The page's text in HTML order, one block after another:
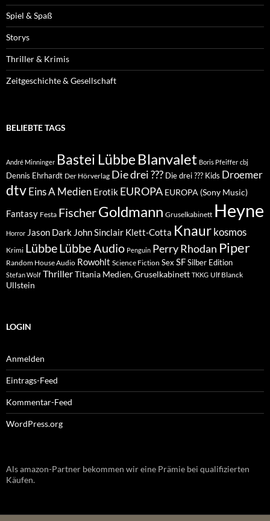
Spiel & Spaß
Storys
Thriller & Krimis
Zeitgeschichte & Gesellschaft
BELIEBTE TAGS
André Minninger Bastei Lübbe Blanvalet Boris Pfeiffer cbj
Dennis Ehrhardt Der Hörverlag Die drei ??? Die drei ??? Kids Droemer
dtvEins A Medien Erotik EUROPA EUROPA (Sony Music)
Fantasy Festa FischerGoldmann Gruselkabinett Heyne
Horror Jason Dark John Sinclair Klett-Cotta Knaur kosmos
Krimi LübbeLübbe Audio Penguin Perry Rhodan Piper
Random House Audio Rowohlt Science Fiction Sex SFSilber Edition
Stefan Wolf ThrillerTitania Medien, Gruselkabinett TKKG Ulf Blanck
Ullstein
LOGIN
Anmelden
Eintrags-Feed
Kommentar-Feed
WordPress.org
Als amazon-Partner bekommen wir eine Prämie bei qualifizierten
Käufen.